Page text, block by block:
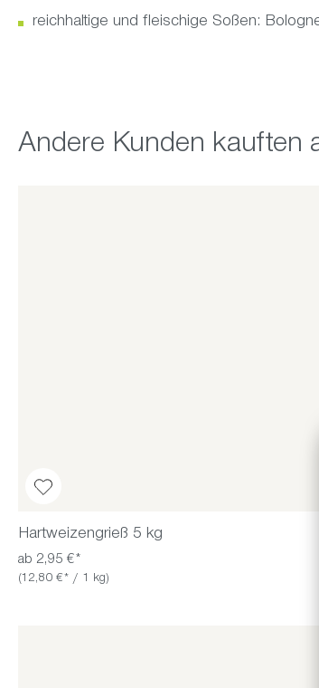
reichhaltige und fleischige Soßen:
Produktgalerie überspringen
Andere Kunden kauften
Hartweizengrieß 5 kg
ab 2,95 €*
(12,80 €* / 1 kg)